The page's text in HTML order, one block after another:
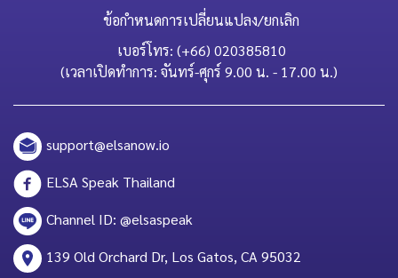
ข้อกำหนดการเปลี่ยนแปลง/ยกเลิก
เบอร์โทร: (+66) 020385810
(เวลาเปิดทำการ: จันทร์-ศุกร์ 9.00 น. - 17.00 น.)
support@elsanow.io
ELSA Speak Thailand
Channel ID: @elsaspeak
139 Old Orchard Dr, Los Gatos, CA 95032